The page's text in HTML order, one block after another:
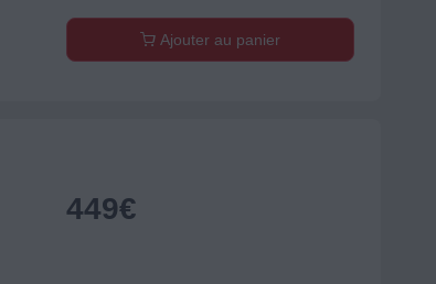
Ajouter au panier
449€